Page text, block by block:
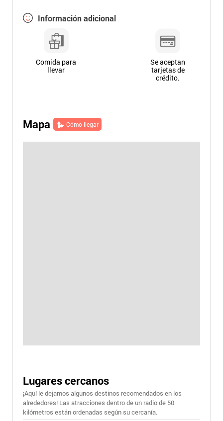
Información adicional
Comida para
llevar
Se aceptan
tarjetas de
crédito.
Mapa Cómo llegar
Lugares cercanos
¡Aquí le dejamos algunos destinos recomendados en los
alrededores! Las atracciones dentro de un radio de 50
kilómetros están ordenadas según su cercanía.